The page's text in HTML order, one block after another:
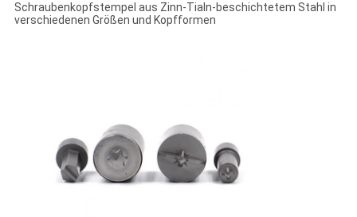
Schraubenkopfstempel aus Zinn-Tialn-beschichtetem Stahl in
verschiedenen Größen und Kopfformen